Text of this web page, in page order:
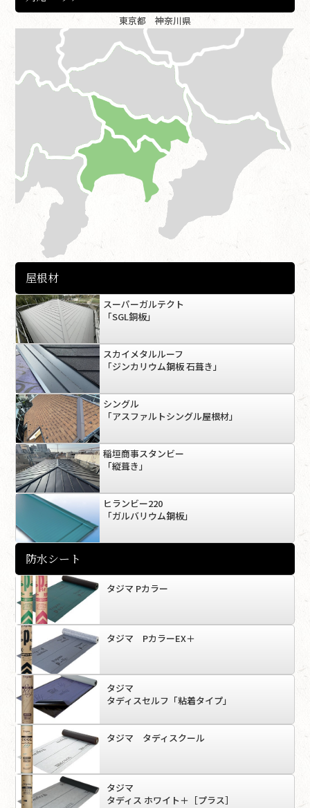
東京都 神奈川県
屋根材
スーパーガルテクト
「SGL銅板」
スカイメタルルーフ
「ジンカリウム鋼板 石葺き」
シングル
「アスファルトシングル屋根材」
稲垣商事スタンビー
「縦葺き」
ヒランビー220
「ガルバリウム鋼板」
防水シート
タジマ Pカラー
タジマ PカラーEX＋
タジマ
タディスセルフ「粘着タイプ」
タジマ タディスクール
タジマ
タディス ホワイト＋［プラス］